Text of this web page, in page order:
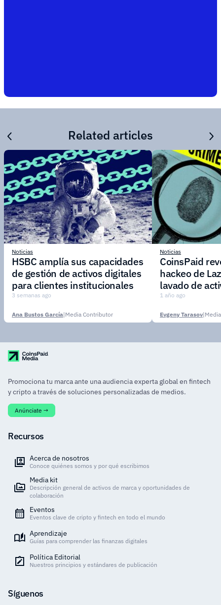
Related articles
Noticias
HSBC amplía sus capacidades
de gestión de activos digitales
para clientes institucionales
3 semanas ago
Ana Bustos García|Media Contributor
Noticias
CoinsPaid
hackeo de
lavado de
1 año ago
Evgeny Tarasov|
Promociona tu marca ante una audiencia experta global en fintech
y cripto a través de soluciones personalizadas de medios.
Anúnciate →
Recursos
Acerca de nosotros
Conoce quiénes somos y por qué escribimos
Media kit
Descripción general de activos de marca y oportunidades de
colaboración
Eventos
Eventos clave de cripto y fintech en todo el mundo
Aprendizaje
Guías para comprender las finanzas digitales
Política Editorial
Nuestros principios y estándares de publicación
Síguenos